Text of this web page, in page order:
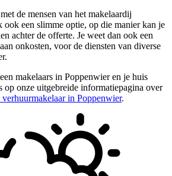
de mensen van het makelaardij
een slimme optie, op die manier kan je
achter de offerte. Je weet dan ook een
onkosten, voor de diensten van diverse
makelaars in Poppenwier en je huis
op onze uitgebreide informatiepagina over
in Poppenwier.